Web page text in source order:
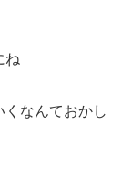
ね
なんておかし